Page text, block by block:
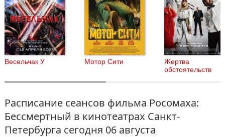
Весельчак У Мотор Сити
Жертва
обстоятельств
Расписание сеансов фильма Росомаха:
Бессмертный в кинотеатрах Санкт-
Петербурга сегодня 06 августа